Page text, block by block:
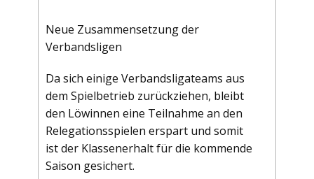
Neue Zusammensetzung der
Verbandsligen
Da sich einige Verbandsligateams aus
dem Spielbetrieb zurückziehen, bleibt
den Löwinnen eine Teilnahme an den
Relegationsspielen erspart und somit
ist der Klassenerhalt für die kommende
Saison gesichert.